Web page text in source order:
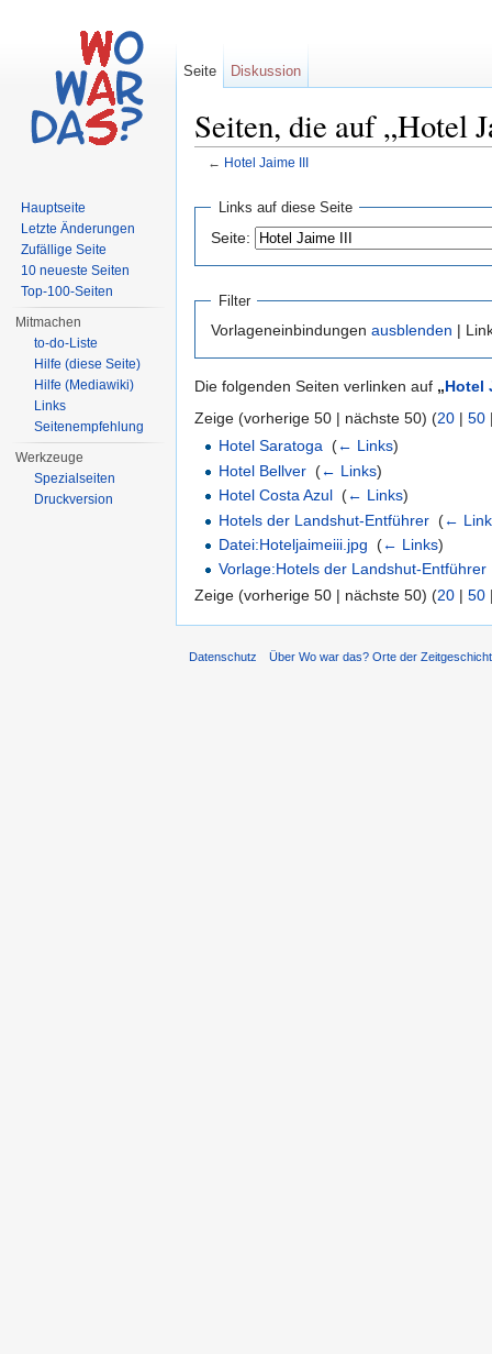
Seiten, die auf „Hotel
← Hotel Jaime III
Links auf diese Seite
Seite:
Filter
Vorlageneinbindungen ausblenden |
Die folgenden Seiten verlinken auf „Hotel
Zeige (vorherige 50 | nächste 50) (20 | 50
Hotel Saratoga (← Links)
Hotel Bellver (← Links)
Hotel Costa Azul (← Links)
Hotels der Landshut-Entführer (←
Datei:Hoteljaimeiii.jpg
(← Links)
Vorlage:Hotels der Landshut-Entführer
Zeige (vorherige 50 | nächste 50) (20 | 50
Seite Diskussion
Hauptseite
Letzte Änderungen
Zufällige Seite
10 neueste Seiten
Top-100-Seiten
Mitmachen
to-do-Liste
Hilfe (diese Seite)
Hilfe (Mediawiki)
Links
Seitenempfehlung
Werkzeuge
Spezialseiten
Druckversion
Datenschutz Über Wo war das? Orte der